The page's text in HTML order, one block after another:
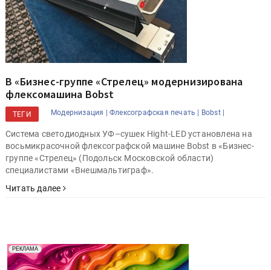
В «Бизнес-группе «Стрелец» модернизирована
флексомашина Bobst
ТЕГИ Модернизация | Флексографская печать | Bobst |
Система светодиодных УФ–сушек Hight-LED установлена на
восьмикрасочной флексографской машине Bobst в «Бизнес-
группе «Стрелец» (Подольск Московской области)
специалистами «Внешмальтиграф».
Читать далее
РЕКЛАМА
Реклама. Рекламодатель ООО "Передовые Системы
Печати" erid: 2SDnjd2d4Qz